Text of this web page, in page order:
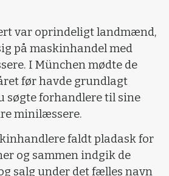
var oprindeligt landmænd,
på maskinhandel med
I München mødte de
før havde grundlagt
søgte forhandlere til sine
minilæssere.
faldt pladask for
og sammen indgik de
salg under det fælles navn